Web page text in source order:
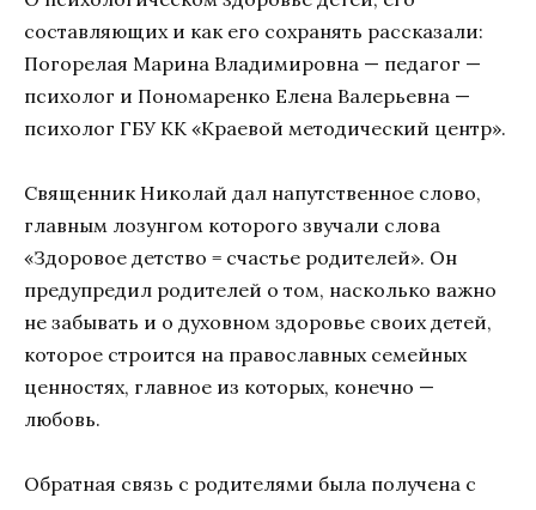
составляющих и как его сохранять рассказали:
Погорелая Марина Владимировна — педагог —
психолог и Пономаренко Елена Валерьевна —
психолог ГБУ КК «Краевой методический центр».
Священник Николай дал напутственное слово,
главным лозунгом которого звучали слова
«Здоровое детство = счастье родителей». Он
предупредил родителей о том, насколько важно
не забывать и о духовном здоровье своих детей,
которое строится на православных семейных
ценностях, главное из которых, конечно —
любовь.
Обратная связь с родителями была получена с